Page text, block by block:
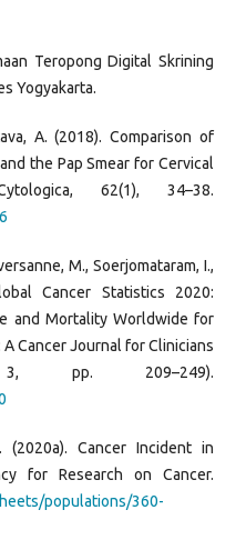
Teropong Digital Skrining
Yogyakarta.
A. (2018). Comparison of
the Pap Smear for Cervical
62(1), 34–38.
M., Soerjomataram, I.,
Cancer Statistics 2020:
and Mortality Worldwide for
Cancer Journal for Clinicians
pp. 209–249).
(2020a). Cancer Incident in
for Research on Cancer.
populations/360-